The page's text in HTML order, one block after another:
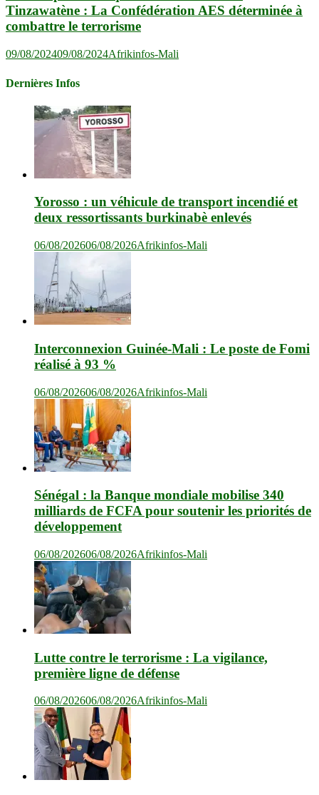
Tinzawatène : La Confédération AES déterminée à
combattre le terrorisme
09/08/202409/08/2024Afrikinfos-Mali
Dernières Infos
Yorosso : un véhicule de transport incendié et
deux ressortissants burkinabè enlevés
06/08/202606/08/2026Afrikinfos-Mali
Interconnexion Guinée-Mali : Le poste de Fomi
réalisé à 93 %
06/08/202606/08/2026Afrikinfos-Mali
Sénégal : la Banque mondiale mobilise 340
milliards de FCFA pour soutenir les priorités de
développement
06/08/202606/08/2026Afrikinfos-Mali
Lutte contre le terrorisme : La vigilance,
première ligne de défense
06/08/202606/08/2026Afrikinfos-Mali